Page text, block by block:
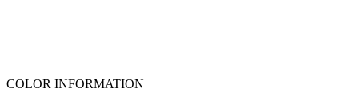
COLOR INFORMATION